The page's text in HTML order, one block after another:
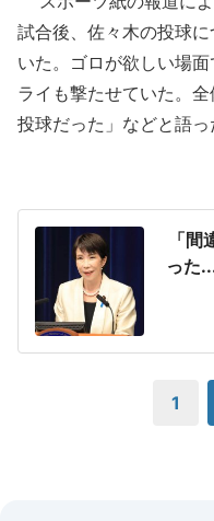
試合後、佐々木の投球
いた。ゴロが欲しい場
ライも撃たせていた。
投球だった」などと語っ
「
った
1